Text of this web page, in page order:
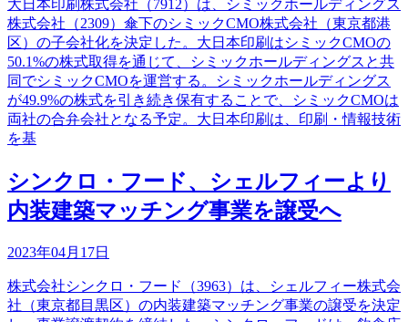
大日本印刷株式会社（7912）は、シミックホールディングス
株式会社（2309）傘下のシミックCMO株式会社（東京都港
区）の子会社化を決定した。大日本印刷はシミックCMOの
50.1%の株式取得を通じて、シミックホールディングスと共
同でシミックCMOを運営する。シミックホールディングス
が49.9%の株式を引き続き保有することで、シミックCMOは
両社の合弁会社となる予定。大日本印刷は、印刷・情報技術
を基
シンクロ・フード、シェルフィーより
内装建築マッチング事業を譲受へ
2023年04月17日
株式会社シンクロ・フード（3963）は、シェルフィー株式会
社（東京都目黒区）の内装建築マッチング事業の譲受を決定